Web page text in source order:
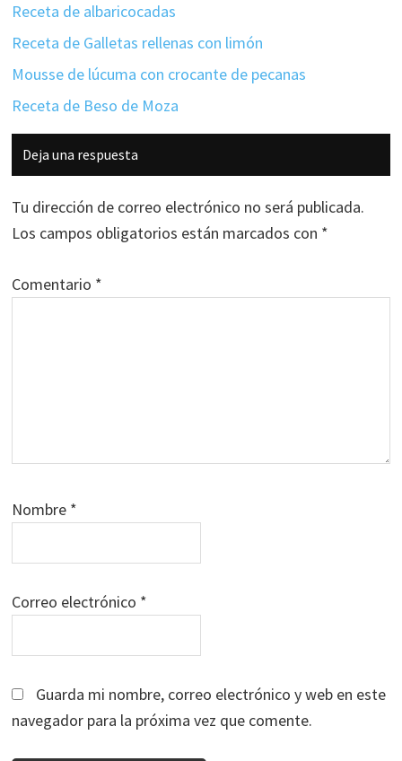
Receta de albaricocadas
Receta de Galletas rellenas con limón
Mousse de lúcuma con crocante de pecanas
Receta de Beso de Moza
Interacciones
con
los
lectores
Deja una respuesta
Tu dirección de correo electrónico no será publicada.
Los campos obligatorios están marcados con *
Comentario *
Nombre *
Correo electrónico *
Guarda mi nombre, correo electrónico y web en este
navegador para la próxima vez que comente.